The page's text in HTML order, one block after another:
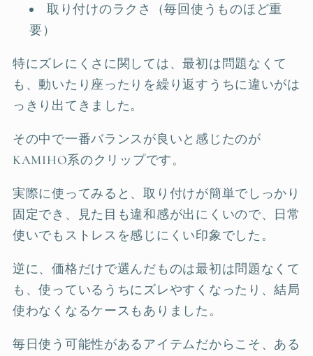
取り付けのラクさ（毎回使うものほど重
要）
特にズレにくさに関しては、最初は問題なくて
も、動いたり座ったりを繰り返すうちに違いがは
っきり出てきました。
その中で一番バランスが良いと感じたのが
KAMIHO系のクリップです。
実際に使ってみると、取り付けが簡単でしっかり
固定でき、見た目も違和感が出にくいので、日常
使いでもストレスを感じにくい印象でした。
逆に、価格だけで選んだものは最初は問題なくて
も、使っているうちにズレやすくなったり、結局
使わなくなるケースもありました。
毎日使う可能性があるアイテムだからこそ、ある